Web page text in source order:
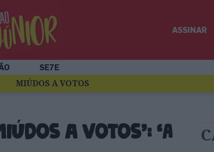
ASSINAR
SE7E
MIÚDOS A VOTOS
a Votos’: ‘A